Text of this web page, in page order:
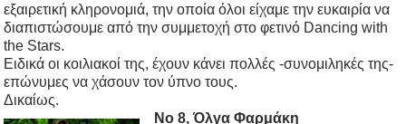
εξαιρετική κληρονομιά, την οποία όλοι είχαμε την ευκαιρία να
διαπιστώσουμε από την συμμετοχή στο φετινό Dancing with
the Stars.
Ειδικά οι κοιλιακοί της, έχουν κάνει πολλές -συνομιληκές της-
επώνυμες να χάσουν τον ύπνο τους.
Δικαίως.
No 8, Όλγα Φαρμάκη